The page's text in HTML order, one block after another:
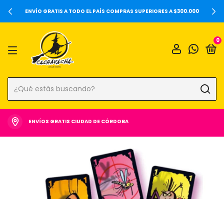
20%OFF SOBRE PRECIOS DE LOCALES Y 6 CUOTAS SIN
0
ENVÍOS GRATIS CIUDAD DE CÓRDOBA